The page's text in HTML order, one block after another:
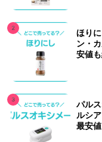
ほり
ン・
安値
パル
ルシ
最安